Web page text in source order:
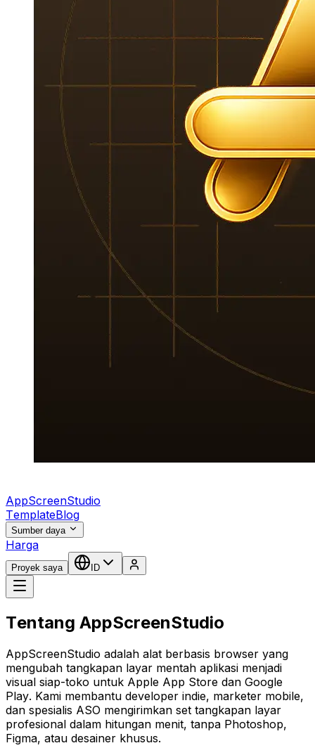
AppScreenStudio
TemplateBlog
Sumber daya
Harga
Proyek saya ID
Tentang AppScreenStudio
AppScreenStudio adalah alat berbasis browser yang
mengubah tangkapan layar mentah aplikasi menjadi
visual siap-toko untuk Apple App Store dan Google
Play. Kami membantu developer indie, marketer mobile,
dan spesialis ASO mengirimkan set tangkapan layar
profesional dalam hitungan menit, tanpa Photoshop,
Figma, atau desainer khusus.